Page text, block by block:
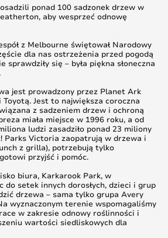
ponad 100 sadzonek drzew w
aby wesprzeć odnowę
z Melbourne świętował Narodowy
dla nas ostrzeżenia przed pogodą
sprawdziły się – była piękna słoneczna
jest prowadzony przez Planet Ark
Jest to największa coroczna
z sadzeniem drzew i ochroną
miała miejsce w 1996 roku, a od
ludzi zasadziło ponad 23 miliony
Parks Victoria zaopatrują w drzewa i
z grilla), potrzebują tylko
przyjść i pomóc.
biura, Karkarook Park, w
do setek innych dorosłych, dzieci i grup
drzewa – sama tylko grupa Avery
wyznaczonym terenie wspomagaliśmy
w zakresie odnowy roślinności i
wartości siedliskowych dla